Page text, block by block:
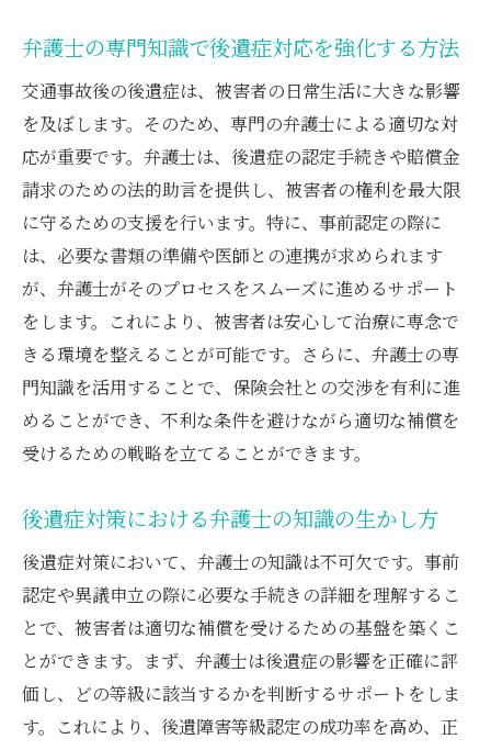
弁護士の専門知識で後遺症対応を強化する方法
交通事故後の後遺症は、被害者の日常生活に大きな影響
を及ぼします。そのため、専門の弁護士による適切な対
応が重要です。弁護士は、後遺症の認定手続きや賠償金
請求のための法的助言を提供し、被害者の権利を最大限
に守るための支援を行います。特に、事前認定の際に
は、必要な書類の準備や医師との連携が求められます
が、弁護士がそのプロセスをスムーズに進めるサポート
をします。これにより、被害者は安心して治療に専念で
きる環境を整えることが可能です。さらに、弁護士の専
門知識を活用することで、保険会社との交渉を有利に進
めることができ、不利な条件を避けながら適切な補償を
受けるための戦略を立てることができます。
後遺症対策における弁護士の知識の生かし方
後遺症対策において、弁護士の知識は不可欠です。事前
認定や異議申立の際に必要な手続きの詳細を理解するこ
とで、被害者は適切な補償を受けるための基盤を築くこ
とができます。まず、弁護士は後遺症の影響を正確に評
価し、どの等級に該当するかを判断するサポートをしま
す。これにより、後遺障害等級認定の成功率を高め、正